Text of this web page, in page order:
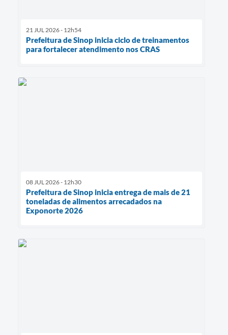
21 JUL 2026 - 12h54
Prefeitura de Sinop inicia ciclo de treinamentos
para fortalecer atendimento nos CRAS
08 JUL 2026 - 12h30
Prefeitura de Sinop inicia entrega de mais de 21
toneladas de alimentos arrecadados na
Exponorte 2026